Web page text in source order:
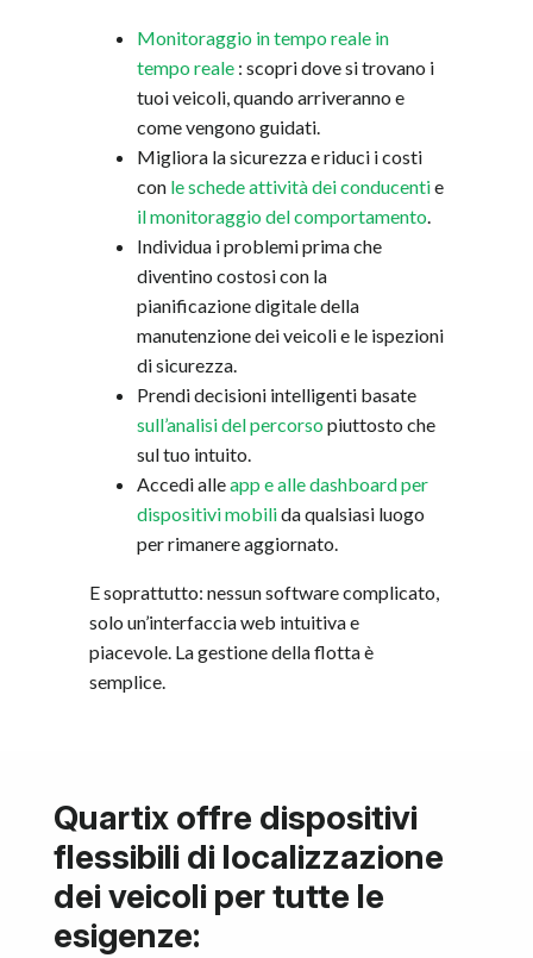
Monitoraggio in tempo reale in
tempo reale : scopri dove si trovano i
tuoi veicoli, quando arriveranno e
come vengono guidati.
Migliora la sicurezza e riduci i costi
con le schede attività dei conducentie
il monitoraggio del comportamento.
Individua i problemi prima che
diventino costosi con la
pianificazione digitale della
manutenzione dei veicoli e le ispezioni
di sicurezza.
Prendi decisioni intelligenti basate
sull’analisi del percorsopiuttosto che
sul tuo intuito.
Accedi alleapp e alle dashboard per
dispositivi mobilida qualsiasi luogo
per rimanere aggiornato.
E soprattutto: nessun software complicato,
solo un’interfaccia web intuitiva e
piacevole. La gestione della flotta è
semplice.
Quartix offre dispositivi
flessibili di localizzazione
dei veicoli per tutte le
esigenze: